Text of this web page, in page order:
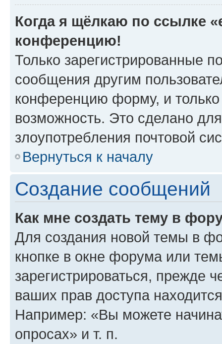
Когда я щёлкаю по ссылке
конференцию!
Только зарегистрированные
сообщения другим
конференцию форму, и
возможность. Это сделано
злоупотребления почтовой
Вернуться к началу
Создание сообщений
Как мне создать тему в
Для создания новой темы в
кнопке в окне форума или
зарегистрироваться, прежде
ваших прав доступа
Например: «Вы можете
опросах» и т. п.